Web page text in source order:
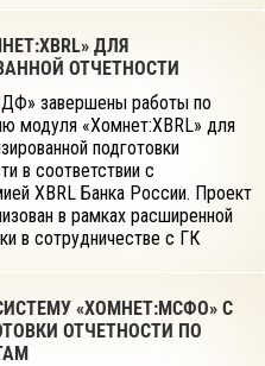
ДЛЯ
ОТЧЕТНОСТИ
завершены работы по
модуля «Хомнет:XBRL» для
подготовки
в соответствии с
XBRL Банка России. Проект
в рамках расширенной
в сотрудничестве с ГК
«ХОМНЕТ:МСФО» С
ОТЧЕТНОСТИ ПО